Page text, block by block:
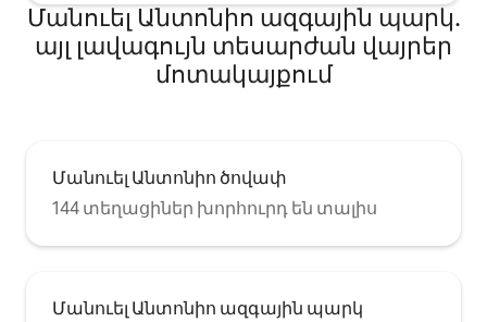
Մանուել Անտոնիո ազգային պարկ․
այլ լավագույն տեսարժան վայրեր
մոտակայքում
Մանուել Անտոնիո ծովափ
144 տեղացիներ խորհուրդ են տալիս
Մանուել Անտոնիո ազգային պարկ